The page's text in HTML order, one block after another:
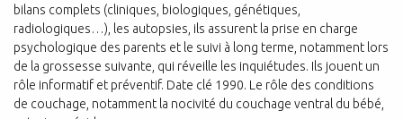
bilans complets (cliniques, biologiques, génétiques,
radiologiques…), les autopsies, ils assurent la prise en charge
psychologique des parents et le suivi à long terme, notamment lors
de la grossesse suivante, qui réveille les inquiétudes. Ils jouent un
rôle informatif et préventif. Date clé 1990. Le rôle des conditions
de couchage, notamment la nocivité du couchage ventral du bébé,